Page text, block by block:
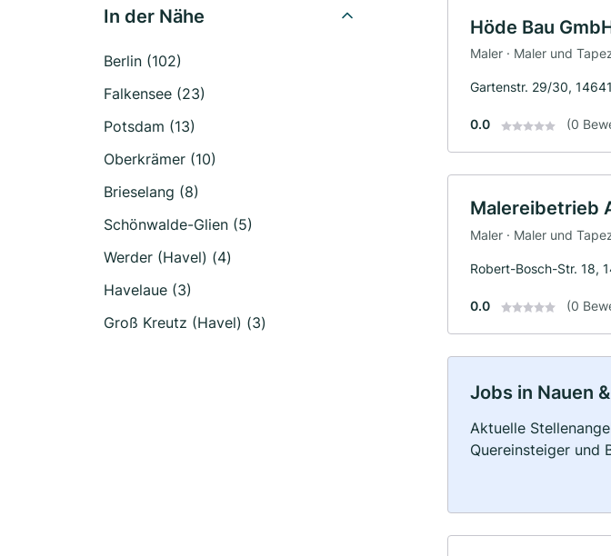
In der Nähe
Berlin (102)
Falkensee (23)
Potsdam (13)
Oberkrämer (10)
Brieselang (8)
Schönwalde-Glien (5)
Werder (Havel) (4)
Havelaue (3)
Groß Kreutz (Havel) (3)
Höde Bau
Maler · Maler und
Gartenstr. 29/30,
0.0 (0
Malereibetrieb
Maler · Maler und
Robert-Bosch-Str. 18,
0.0 (0
Jobs in Nauen
Aktuelle
Quereinsteiger und